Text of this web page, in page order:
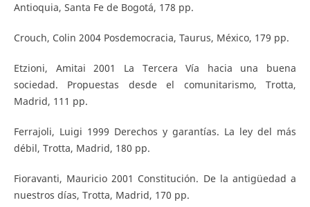
Antioquia, Santa Fe de Bogotá, 178 pp.
Crouch, Colin 2004 Posdemocracia, Taurus, México, 179 pp.
Etzioni, Amitai 2001 La Tercera Vía hacia una buena
sociedad. Propuestas desde el comunitarismo, Trotta,
Madrid, 111 pp.
Ferrajoli, Luigi 1999 Derechos y garantías. La ley del más
débil, Trotta, Madrid, 180 pp.
Fioravanti, Mauricio 2001 Constitución. De la antigüedad a
nuestros días, Trotta, Madrid, 170 pp.